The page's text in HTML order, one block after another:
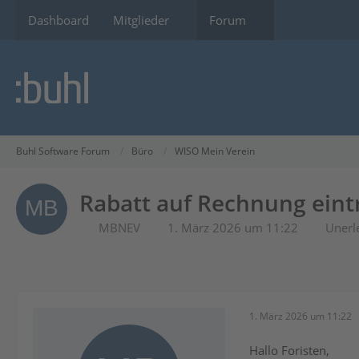
Dashboard Mitglieder Forum
Buhl Software Forum Büro WISO Mein Verein
Rabatt auf Rechnung
MBNEV 1. März 2026 um 11:22
1. März 2026 um 11:22
Hallo Foristen,